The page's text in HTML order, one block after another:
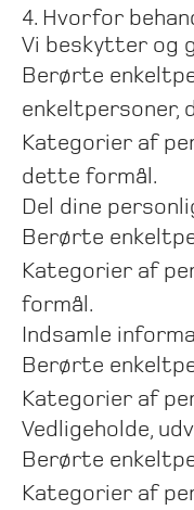
4. Hvorfor
Vi beskytter og
Berørte
enkeltpersoner,
Kategorier af
dette formål.
Del dine
Berørte
Kategorier af
formål.
Indsamle
Berørte
Kategorier af
Vedligeholde,
Berørte
Kategorier af